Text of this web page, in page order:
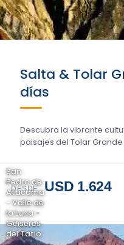
Salta & Tolar
días
Descubra la vibrante
paisajes del Tolar Grande
DESDE USD 1.624
San
Pedro de
Atacama
- Valle de
la Luna -
Géiseres
del Tatio